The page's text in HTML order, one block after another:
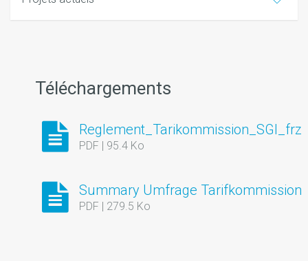
Téléchargements
Reglement_Tarikommission_SGI_frz
PDF | 95.4 Ko
Summary Umfrage Tarifkommission
PDF | 279.5 Ko